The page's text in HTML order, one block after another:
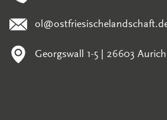
Georgswall 1-5 | 26603 Aurich